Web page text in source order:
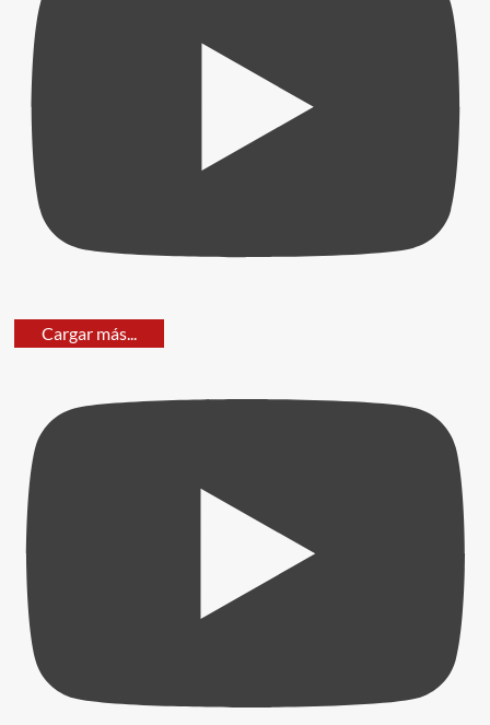
Cargar más...